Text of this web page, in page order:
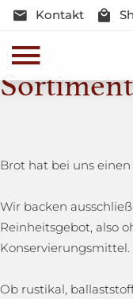
Kontakt
Sortiment
Herzhaft oder süß -
Brot hat bei uns
Wir backen
Reinheitsgebot, also
Konservierungsmittel.
Ob rustikal,